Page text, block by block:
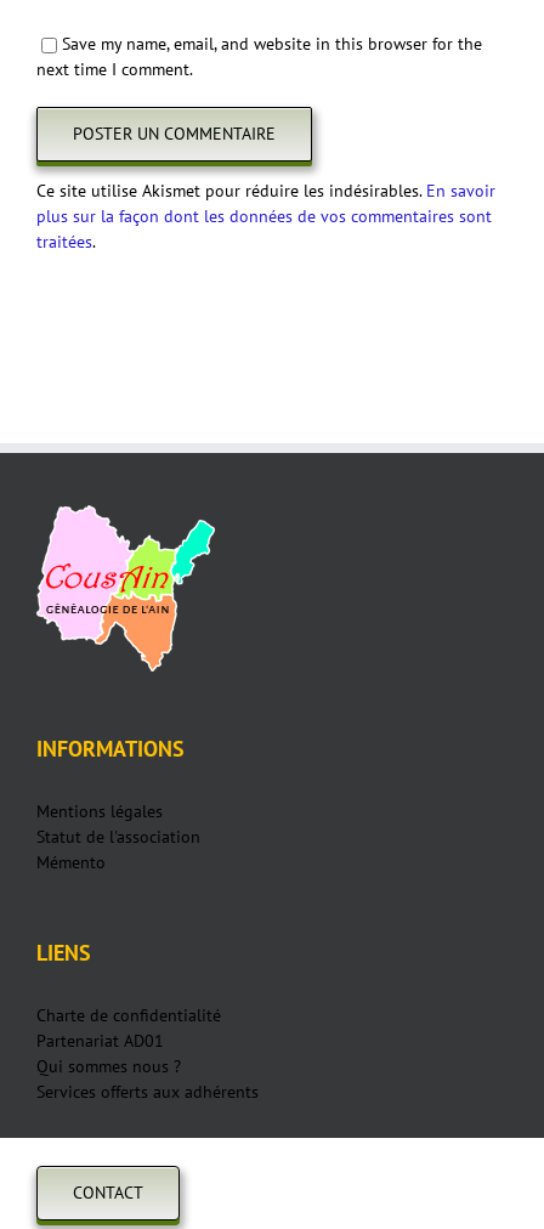
Save my name, email, and website in this browser for the
next time I comment.
Ce site utilise Akismet pour réduire les indésirables. En savoir
plus sur la façon dont les données de vos commentaires sont
traitées.
INFORMATIONS
Mentions légales
Statut de l'association
Mémento
LIENS
Charte de confidentialité
Partenariat AD01
Qui sommes nous ?
Services offerts aux adhérents
CONTACT